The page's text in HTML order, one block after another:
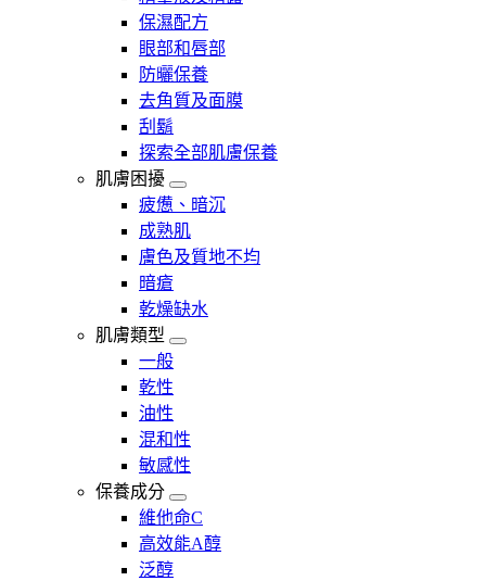
保濕配方
眼部和唇部
防曬保養
去角質及面膜
刮鬍
探索全部肌膚保養
肌膚困擾
疲憊、暗沉
成熟肌
膚色及質地不均
暗瘡​
乾燥缺水
肌膚類型
一般
乾性
油性
混和性
敏感性
保養成分
維他命C
高效能A醇
泛醇